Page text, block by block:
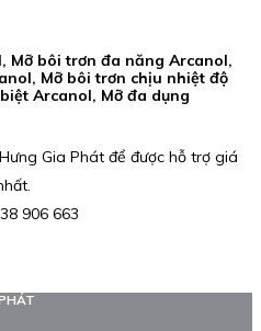
Mỡ bôi trơn đa năng Arcanol,
Mỡ bôi trơn chịu nhiệt độ
Arcanol, Mỡ đa dụng
Gia Phát để được hỗ trợ giá
906 663